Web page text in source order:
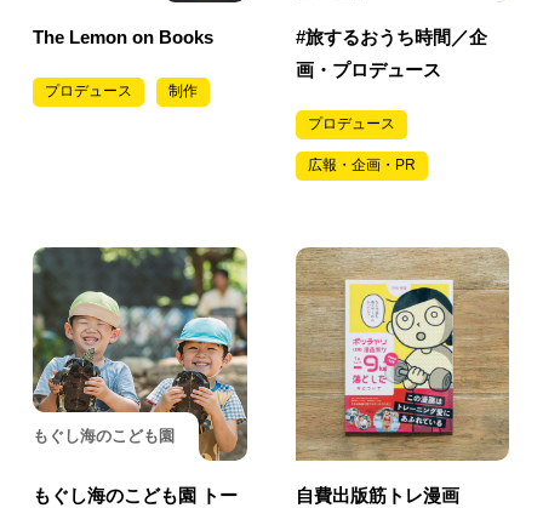
The Lemon on Books
プロデュース 制作
#旅するおうち時間／企
画・プロデュース
プロデュース
広報・企画・PR
もぐし海のこども園
もぐし海のこども園 トー
自費出版筋トレ漫画